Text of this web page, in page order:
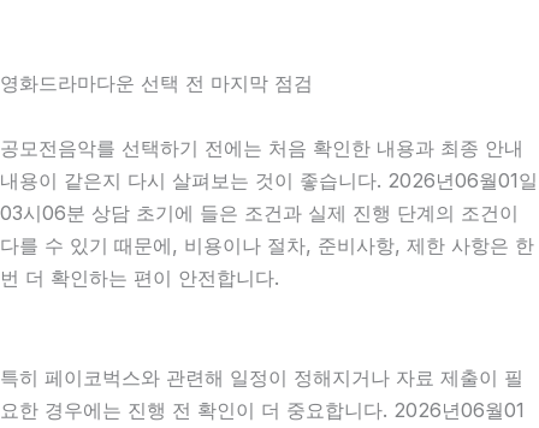
영화드라마다운 선택 전 마지막 점검
공모전음악를 선택하기 전에는 처음 확인한 내용과 최종 안내
내용이 같은지 다시 살펴보는 것이 좋습니다. 2026년06월01일
03시06분 상담 초기에 들은 조건과 실제 진행 단계의 조건이
다를 수 있기 때문에, 비용이나 절차, 준비사항, 제한 사항은 한
번 더 확인하는 편이 안전합니다.
특히 페이코벅스와 관련해 일정이 정해지거나 자료 제출이 필
요한 경우에는 진행 전 확인이 더 중요합니다. 2026년06월01